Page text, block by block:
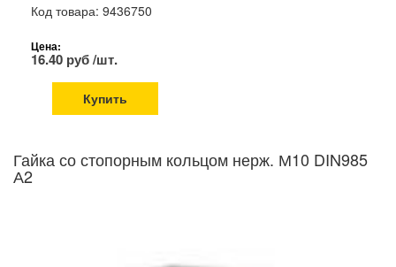
Код товара: 9436750
Цена:
16.40 руб /шт.
Купить
Гайка со стопорным кольцом нерж. М10 DIN985
А2